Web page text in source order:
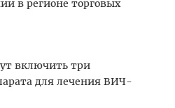
в регионе торговых
включить три
для лечения ВИЧ-